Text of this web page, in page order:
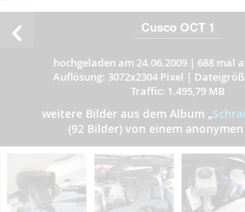
Cusco OCT 1
hochgeladen am 24.06.2009 | 688 mal
Auflösung: 3072x2304 Pixel |
Traffic: 1.495,79 MB
weitere Bilder aus dem Album „
(92 Bilder) von einem